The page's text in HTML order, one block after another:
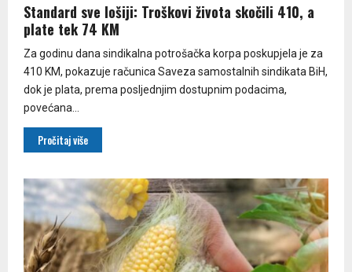
Standard sve lošiji: Troškovi života skočili 410, a
plate tek 74 KM
Za godinu dana sindikalna potrošačka korpa poskupjela je za
410 KM, pokazuje računica Saveza samostalnih sindikata BiH,
dok je plata, prema posljednjim dostupnim podacima,
povećana...
Pročitaj više